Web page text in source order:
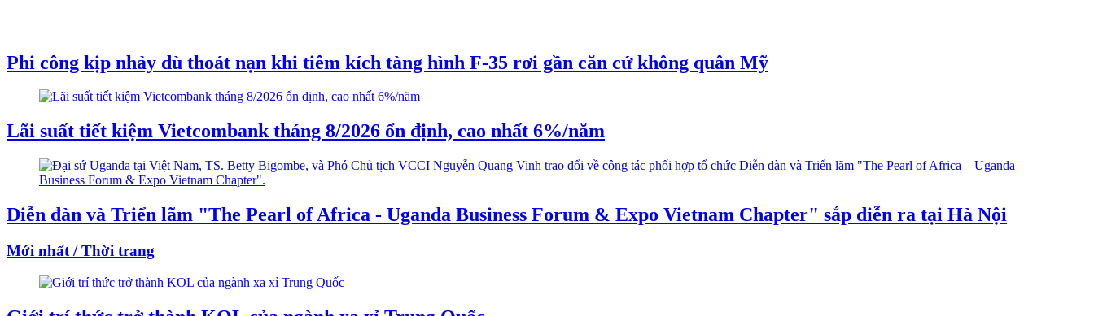
Phi công kịp nhảy dù thoát nạn khi tiêm kích tàng hình F-35 rơi gần căn cứ không quân Mỹ
Lãi suất tiết kiệm Vietcombank tháng 8/2026 ổn định, cao nhất 6%/năm
Diễn đàn và Triển lãm "The Pearl of Africa - Uganda Business Forum & Expo Vietnam Chapter" sắp diễn ra tại Hà Nội
Mới nhất / Thời trang